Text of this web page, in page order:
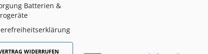
Batterien &
WIDERRUFEN